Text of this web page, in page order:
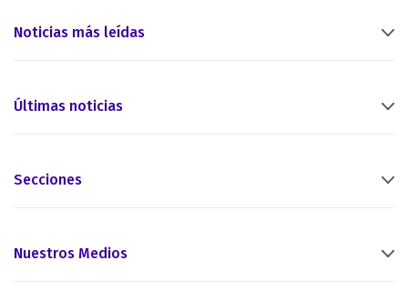
Noticias más leídas
Últimas noticias
Secciones
Nuestros Medios